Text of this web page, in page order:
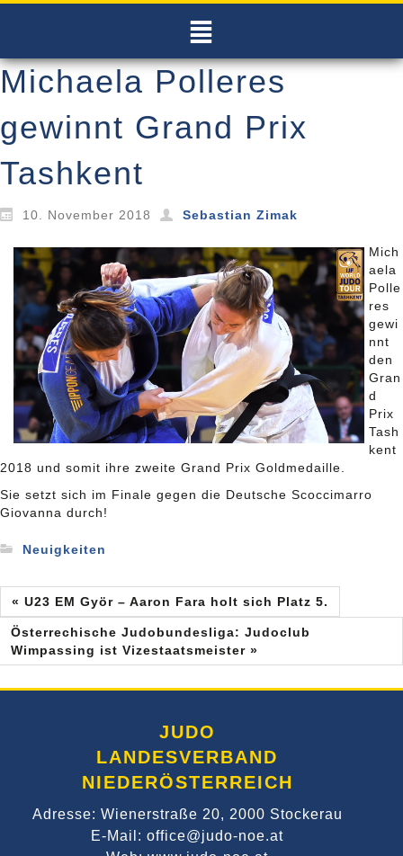
Michaela Polleres
gewinnt Grand Prix
Tashkent
10. November 2018 Sebastian Zimak
Mich
aela
Polle
res
gewi
nnt
den
Gran
d
Prix
Tash
kent
2018 und somit ihre zweite Grand Prix Goldmedaille.
Sie setzt sich im Finale gegen die Deutsche Scoccimarro
Giovanna durch!
Neuigkeiten
« U23 EM Györ – Aaron Fara holt sich Platz 5.
Österrechische Judobundesliga: Judoclub
Wimpassing ist Vizestaatsmeister »
JUDO
LANDESVERBAND
NIEDERÖSTERREICH
Adresse: Wienerstraße 20, 2000 Stockerau
E-Mail: office@judo-noe.at